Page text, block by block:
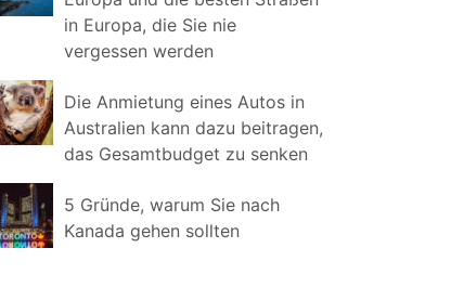
in Europa, die Sie nie
vergessen werden
Die Anmietung eines Autos in
Australien kann dazu beitragen,
das Gesamtbudget zu senken
5 Gründe, warum Sie nach
Kanada gehen sollten